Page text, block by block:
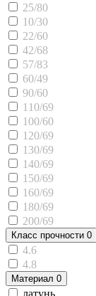
25/80
10/30
22/60
42/68
57/83
60/49
90/60
110/69
100/60
120/69
130/69
140/69
150/69
160/69
180/69
200/69
Класс прочности 0
4.6
4.8
Материал 0
латунь